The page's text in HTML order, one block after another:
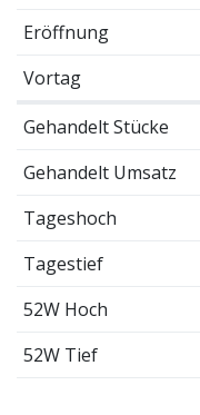
Eröffnung
Vortag
Gehandelt Stücke
Gehandelt Umsatz
Tageshoch
Tagestief
52W Hoch
52W Tief